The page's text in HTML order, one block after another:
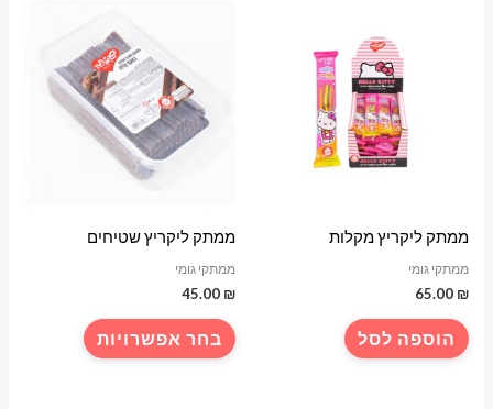
ממתק ליקריץ מקלות
ממתקי גומי
65.00 ₪
הוספה לסל
ממתק ליקריץ שטיחים
ממתקי גומי
45.00 ₪
בחר אפשרויות